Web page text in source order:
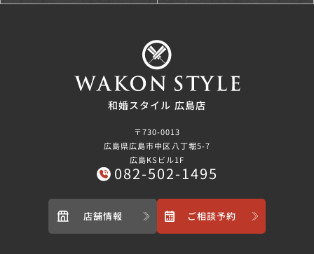
和婚スタイル 広島店
〒730-0013
広島県広島市中区八丁堀5-7
広島KSビル1F
082-502-1495
店舗情報 ご相談予約